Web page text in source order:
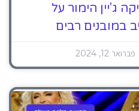
ג'יין הימור על
במובנים רבים
פברואר 12, 2024